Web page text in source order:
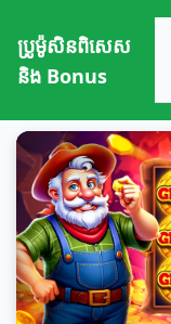
ប្រូម៉ូសិនពិសេស
និង Bonus